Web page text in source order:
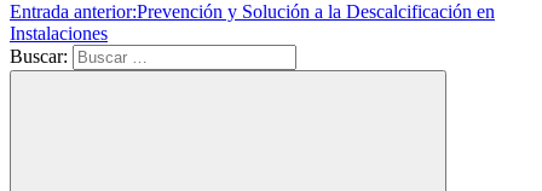
Entrada anterior:Prevención y Solución a la Descalcificación en
Instalaciones
Buscar: